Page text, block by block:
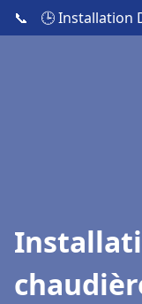
📞 🕒 Installation